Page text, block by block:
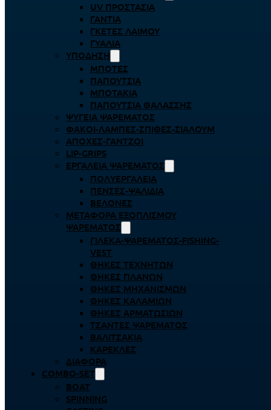
UV ΠΡΟΣΤΑΣΊΑ
ΓΆΝΤΙΑ
ΓΚΈΤΕΣ ΛΑΊΜΟΥ
ΓΥΑΛΙΆ
ΥΠΌΔΗΣΗ
ΜΠΌΤΕΣ
ΠΑΠΟΎΤΣΙΑ
ΜΠΟΤΆΚΙΑ
ΠΑΠΟΎΤΣΙΑ ΘΑΛΆΣΣΗΣ
ΨΥΓΕΊΑ ΨΑΡΈΜΑΤΟΣ
ΦΑΚΟΊ-ΛΆΜΠΕΣ-ΣΠΊΘΕΣ-ΣΊΑΛΟΥΜ
ΑΠΌΧΕΣ-ΓΆΝΤΖΟΙ
LIP-GRIPS
EΡΓΑΛΕΊΑ ΨΑΡΈΜΑΤΟΣ
ΠΟΛΥΕΡΓΑΛΕΊΑ
ΠΈΝΣΕΣ-ΨΑΛΊΔΙΑ
ΒΕΛΌΝΕΣ
ΜΕΤΑΦΟΡΆ ΕΞΟΠΛΙΣΜΟΎ
ΨΑΡΈΜΑΤΟΣ
ΓΙΛΈΚΑ-ΨΑΡΈΜΑΤΟΣ-FISHING-
VEST
ΘΉΚΕΣ ΤΕΧΝΗΤΏΝ
ΘΉΚΕΣ ΠΛΆΝΩΝ
ΘΉΚΕΣ ΜΗΧΑΝΙΣΜΏΝ
ΘΉΚΕΣ ΚΑΛΑΜΙΏΝ
ΘΉΚΕΣ ΑΡΜΑΤΩΣΙΏΝ
ΤΣΆΝΤΕΣ ΨΑΡΈΜΑΤΟΣ
ΒΑΛΙΤΣΆΚΙΑ
ΚΑΡΈΚΛΕΣ
ΔΙΆΦΟΡΑ
COMBO-SET
BOAT
SPINNING